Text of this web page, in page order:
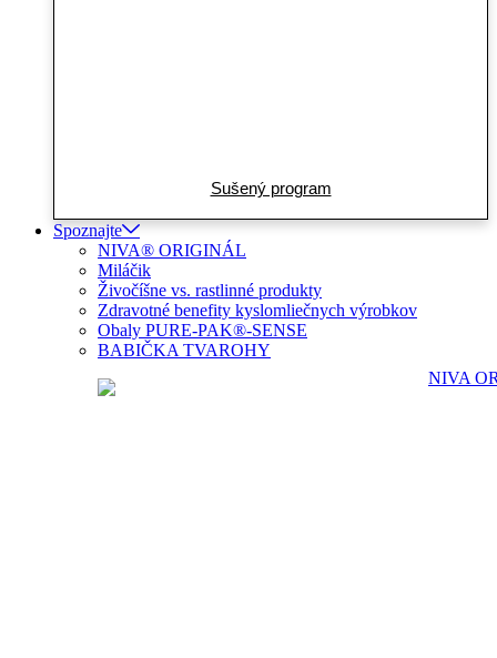
Sušený program
Spoznajte
NIVA® ORIGINÁL
Miláčik
Živočíšne vs. rastlinné produkty
Zdravotné benefity kyslomliečnych výrobkov
Obaly PURE-PAK®-SENSE
BABIČKA TVAROHY